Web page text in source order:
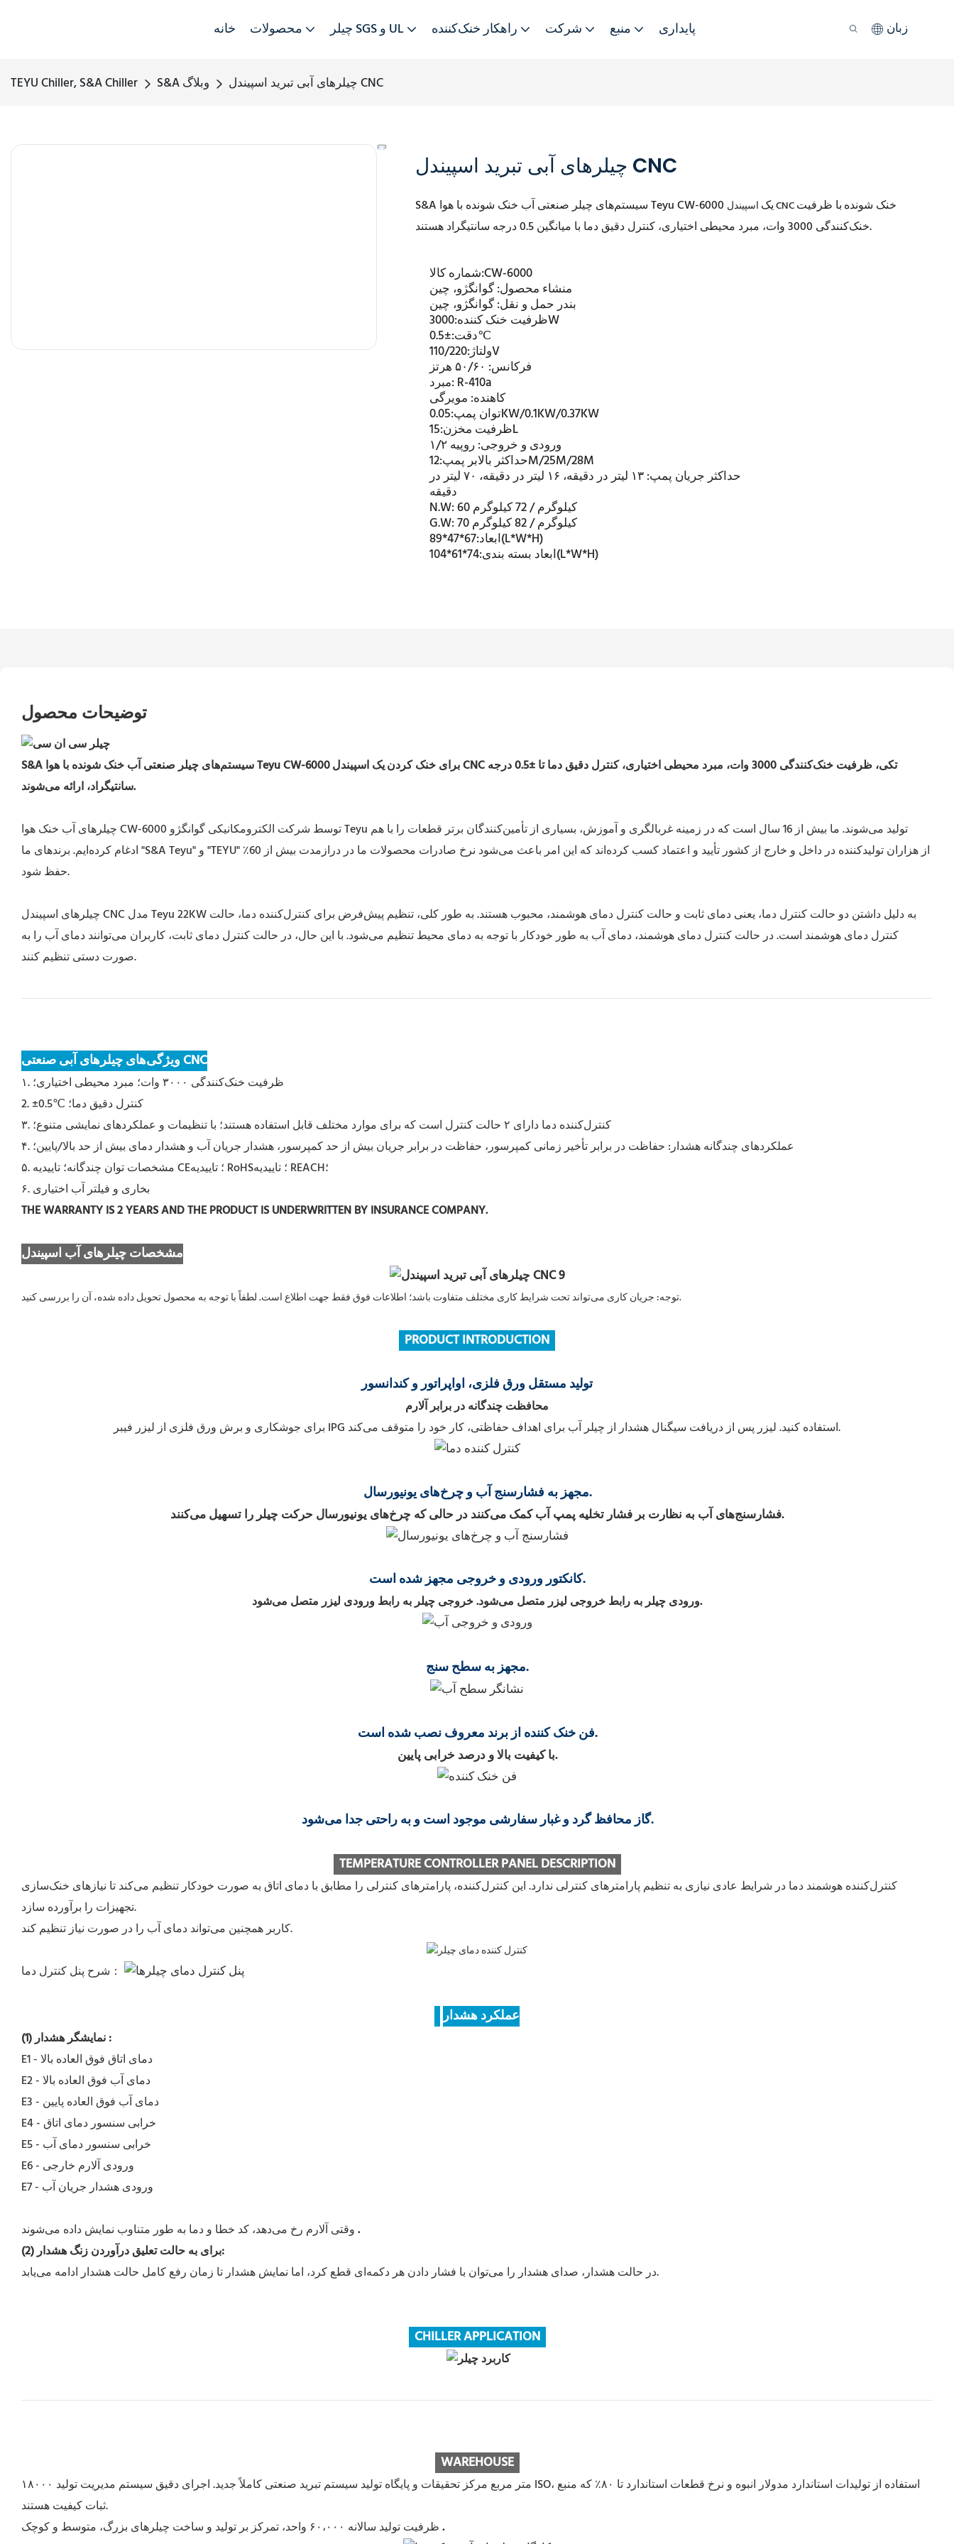
خانه محصولات چیلر SGS و UL راهکار خنک‌کننده شرکت منبع پایداری زبان
TEYU Chiller, S&A Chiller S&A وبلاگ چیلرهای آبی تبرید اسپیندل CNC
چیلرهای آبی تبرید اسپیندل CNC
S&A سیستم‌های چیلر صنعتی آب خنک شونده با هوا Teyu CW-6000 یکاسپیندل CNC خنک شوندهبا ظرفیت
خنک‌کنندگی 3000 وات، مبرد محیطی اختیاری، کنترل دقیق دما با میانگین 0.5 درجه سانتیگراد هستند.
شماره کالا:CW-6000
منشاء محصول:گوانگژو، چین
بندر حمل و نقل:گوانگژو، چین
ظرفیت خنک کننده:3000W
دقت:±0.5℃
ولتاژ:110/220V
فرکانس: ۵۰/۶۰ هرتز
مبرد:R-410a
کاهنده: مویرگی
توان پمپ:0.05KW/0.1KW/0.37KW
ظرفیت مخزن:15L
ورودی و خروجی:روپیه ۱/۲
حداکثر بالابر پمپ:12M/25M/28M
حداکثر جریان پمپ:
۱۳ لیتر در دقیقه، ۱۶ لیتر در دقیقه، ۷۰ لیتر در
دقیقه
N.W:
60 کیلوگرم / 72 کیلوگرم
G.W:
70 کیلوگرم / 82 کیلوگرم
ابعاد:67*47*89(L*W*H)
ابعاد بسته بندی:74*61*104(L*W*H)
توضیحات محصول
S&A سیستم‌های چیلر صنعتی آب خنک شونده با هوا Teyu CW-6000 برای خنک کردن یک اسپیندل CNC تکی،ظرفیت خنک‌کنندگی 3000 وات، مبرد محیطی اختیاری،
کنترل دقیق دما تا ±0.5 درجه
سانتیگراد، ارائه می‌شوند.
چیلرهای آب خنک هوا CW-6000 توسط شرکت الکترومکانیکی گوانگژو Teyu تولید می‌شوند. ما بیش از 16 سال است که در زمینه غربالگری و آموزش، بسیاری از تأمین‌کنندگان برتر قطعات را با هم
ادغام کرده‌ایم. برندهای ما "S&A Teyu" و "TEYU" از هزاران تولیدکننده در داخل و خارج از کشور تأیید و اعتماد کسب کرده‌اند که این امر باعث می‌شود نرخ صادرات محصولات ما در درازمدت بیش از 60٪
حفظ شود.
چیلرهای اسپیندل CNC مدل Teyu 22KW به دلیل داشتن دو حالت کنترل دما، یعنی دمای ثابت و حالت کنترل دمای هوشمند، محبوب هستند. به طور کلی، تنظیم پیش‌فرض برای کنترل‌کننده دما، حالت
کنترل دمای هوشمند است. در حالت کنترل دمای هوشمند، دمای آب به طور خودکار با توجه به دمای محیط تنظیم می‌شود. با این حال، در حالت کنترل دمای ثابت، کاربران می‌توانند دمای آب را به
صورت دستی تنظیم کنند.
ویژگی‌های چیلرهای آبی صنعتی CNC
۱. ظرفیت خنک‌کنندگی ۳۰۰۰ وات؛ مبرد محیطی اختیاری؛
2. ±0.5℃ کنترل دقیق دما؛
۳. کنترل‌کننده دما دارای ۲ حالت کنترل است که برای موارد مختلف قابل استفاده هستند؛ با تنظیمات و عملکردهای نمایشی متنوع؛
۴. عملکردهای چندگانه هشدار: حفاظت در برابر تأخیر زمانی کمپرسور، حفاظت در برابر جریان بیش از حد کمپرسور، هشدار جریان آب و هشدار دمای بیش از حد بالا/پایین؛
۵. مشخصات توان چندگانه؛ تاییدیه CE؛ تاییدیه RoHS؛ تاییدیه REACH؛
۶. بخاری و فیلتر آب اختیاری
THE WARRANTY IS 2 YEARS AND THE PRODUCT IS UNDERWRITTEN BY INSURANCE COMPANY.
مشخصات چیلرهای آب اسپیندل
توجه: جریان کاری می‌تواند تحت شرایط کاری مختلف متفاوت باشد؛ اطلاعات فوق فقط جهت اطلاع است. لطفاً با توجه به محصول تحویل داده شده، آن را بررسی کنید.
PRODUCT INTRODUCTION
تولید مستقل ورق فلزی، اواپراتور و کندانسور
محافظت چندگانه در برابر آلارم
برای جوشکاری و برش ورق فلزی از لیزر فیبر IPG استفاده کنید.لیزر پس از دریافت سیگنال هشدار از چیلر آب برای اهداف حفاظتی، کار خود را متوقف می‌کند.
مجهز به فشارسنج آب و چرخ‌های یونیورسال.
فشارسنج‌های آب به نظارت بر فشار تخلیه پمپ آب کمک می‌کنند در حالی که چرخ‌های یونیورسال حرکت چیلر را تسهیل می‌کنند.
کانکتور ورودی و خروجی مجهز شده است.
ورودی چیلر به رابط خروجی لیزر متصل می‌شود. خروجی چیلر به رابط ورودی لیزر متصل می‌شود.
مجهز به سطح سنج.
فن خنک کننده از برند معروف نصب شده است.
با کیفیت بالا و درصد خرابی پایین.
گاز محافظ گرد و غبار سفارشی موجود است و به راحتی جدا می‌شود.
TEMPERATURE CONTROLLER PANEL DESCRIPTION
کنترل‌کننده هوشمند دما در شرایط عادی نیازی به تنظیم پارامترهای کنترلی ندارد. این کنترل‌کننده، پارامترهای کنترلی را مطابق با دمای اتاق به صورت خودکار تنظیم می‌کند تا نیازهای خنک‌سازی
تجهیزات را برآورده سازد.
کاربر همچنین می‌تواند دمای آب را در صورت نیاز تنظیم کند.
شرح پنل کنترل دما：
عملکرد هشدار
(1) نمایشگر هشدار:
E1 - دمای اتاق فوق العاده بالا
E2 - دمای آب فوق العاده بالا
E3 - دمای آب فوق العاده پایین
E4 - خرابی سنسور دمای اتاق
E5 - خرابی سنسور دمای آب
E6 - ورودی آلارم خارجی
E7 - ورودی هشدار جریان آب
.
(2) برای به حالت تعلیق درآوردن زنگ هشدار:
در حالت هشدار، صدای هشدار را می‌توان با فشار دادن هر دکمه‌ای قطع کرد، اما نمایش هشدار تا زمان رفع کامل حالت هشدار ادامه می‌یابد.
CHILLER APPLICATION
WAREHOUSE
۱۸۰۰۰ متر مربع مرکز تحقیقات و پایگاه تولید سیستم تبرید صنعتی کاملاً جدید. اجرای دقیق سیستم مدیریت تولید ISO، استفاده از تولیدات استاندارد مدولار انبوه و نرخ قطعات استاندارد تا ۸۰٪ که منبع
ثبات کیفیت هستند.
.